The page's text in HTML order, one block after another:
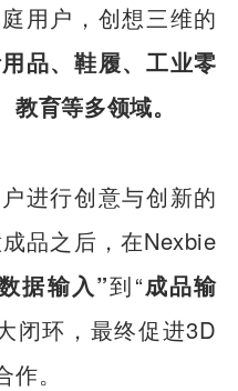
用户，创想三维的
品、鞋履、工业零
育等多领域。
进行创意与创新的
品之后，在Nexbie
据输入”到“成品输
闭环，最终促进3D
。